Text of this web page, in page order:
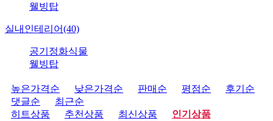
웰빙탑
실내인테리어(40)
공기정화식물
웰빙탑
높은가격순 낮은가격순 판매순 평점순
후기순
댓글순
최근순
히트상품
추천상품 최신상품
인기상품